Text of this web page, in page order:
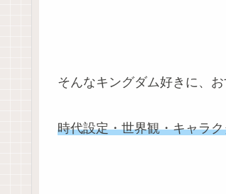
そんなキングダム好きに、
時代設定・世界観・キャラ